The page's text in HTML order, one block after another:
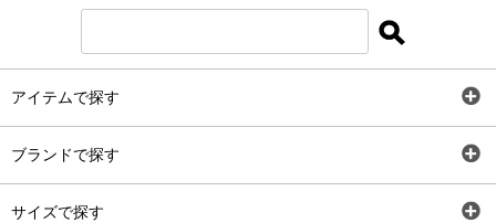
アイテムで探す
ブランドで探す
サイズで探す